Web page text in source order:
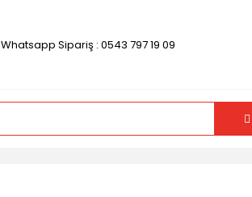
Whatsapp Sipariş : 0543 797 19 09